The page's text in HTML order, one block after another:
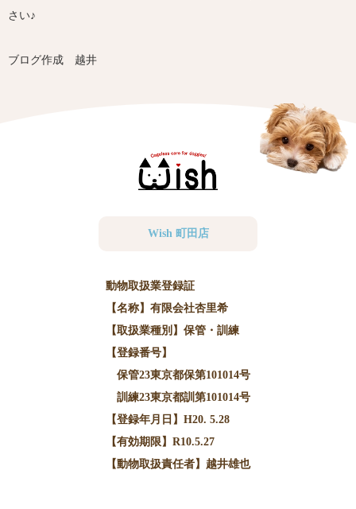
さい♪
ブログ作成 越井
Wish 町田店
動物取扱業登録証
【名称】有限会社杏里希
【取扱業種別】保管・訓練
【登録番号】
保管23東京都保第101014号
訓練23東京都訓第101014号
【登録年月日】H20. 5.28
【有効期限】R10.5.27
【動物取扱責任者】越井雄也